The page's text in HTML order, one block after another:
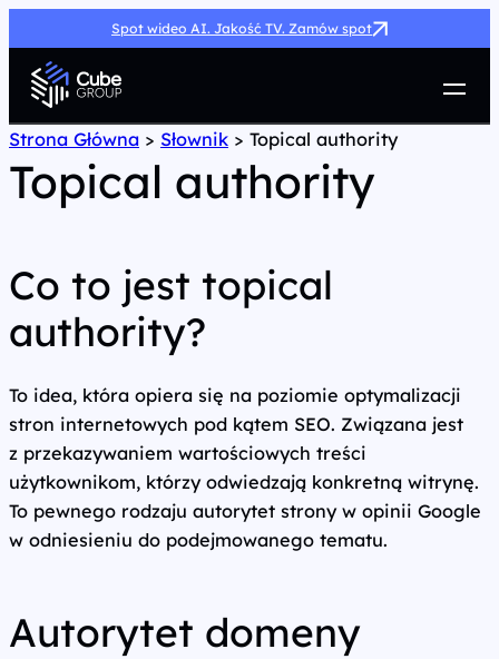
Spot wideo AI. Jakość TV. Zamów spot
Usługi
Jak możemy pomóc
Case Study
Kariera
Kontakt
Strona Główna > Słownik > Topical authority
Topical authority
Co to jest topical
authority?
To idea, która opiera się na poziomie optymalizacji
stron internetowych pod kątem SEO. Związana jest
z przekazywaniem wartościowych treści
użytkownikom, którzy odwiedzają konkretną witrynę.
To pewnego rodzaju autorytet strony w opinii Google
w odniesieniu do podejmowanego tematu.
Autorytet domeny